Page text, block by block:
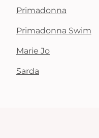
Primadonna
Primadonna Swim
Marie Jo
Sarda